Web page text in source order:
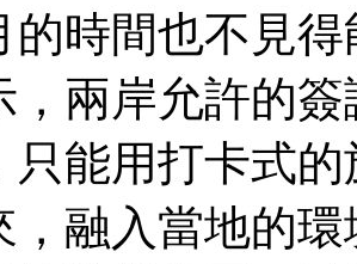
的時間也不見
，兩岸允許的
只能用打卡式
，融入當地的